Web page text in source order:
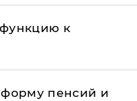
к
пенсий и